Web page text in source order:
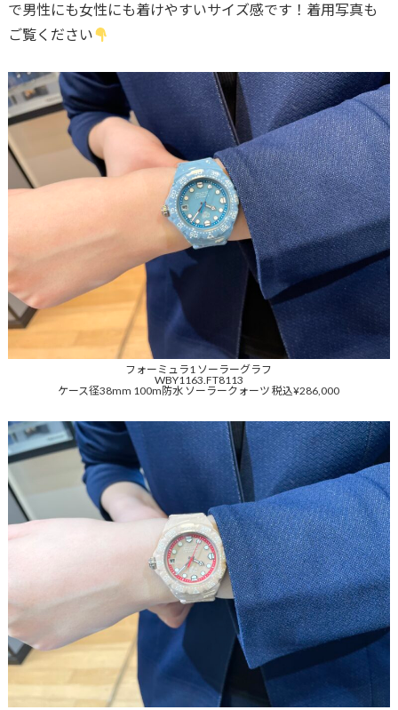
で男性にも女性にも着けやすいサイズ感です！着用写真も
ご覧ください
フォーミュラ1 ソーラーグラフ
WBY1163.FT8113
ケース径38mm 100m防水 ソーラークォーツ 税込¥286,000